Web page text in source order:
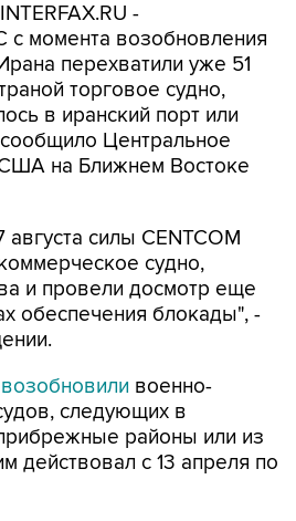
-
момента возобновления
перехватили уже 51
торговое судно,
в иранский порт или
Центральное
на Ближнем Востоке
силы CENTCOM
судно,
и провели досмотр еще
обеспечения блокады", -
возобновили военно-
следующих в
районы или из
действовал с 13 апреля по